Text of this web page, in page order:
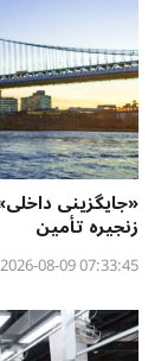
«جایگزینی
زنجیره تأمین
07:33:45 2026-08-09